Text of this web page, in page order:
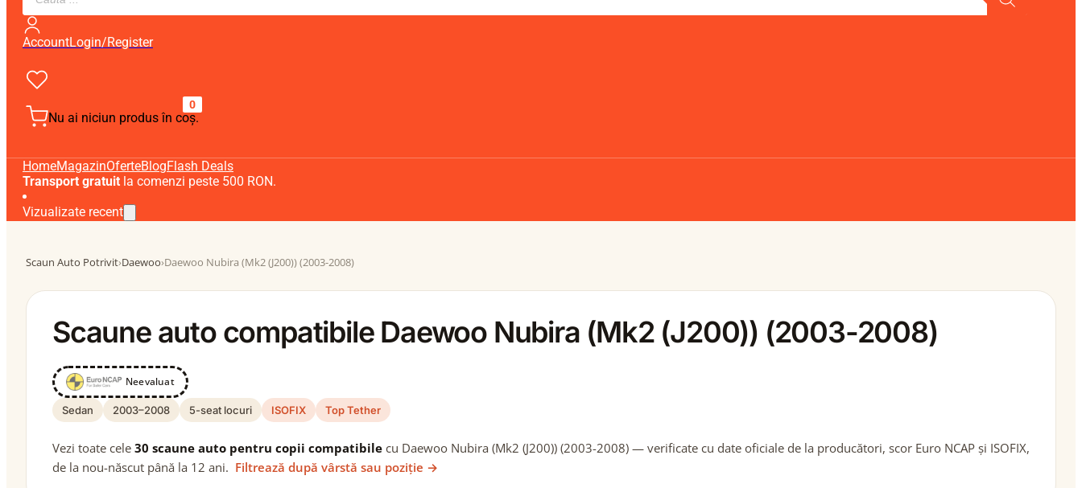
AccountLogin/Register
0
Nu ai niciun produs în coș.
HomeMagazinOferteBlogFlash Deals
Transport gratuit la comenzi peste 500 RON.
Vizualizate recent
Scaun Auto Potrivit›Daewoo›Daewoo Nubira (Mk2 (J200)) (2003-2008)
Scaune auto compatibile Daewoo Nubira (Mk2 (J200)) (2003-2008)
Neevaluat
Sedan 2003–2008 5-seat locuri ISOFIX Top Tether
Vezi toate cele 30 scaune auto pentru copii compatibile cu Daewoo Nubira (Mk2 (J200)) (2003-2008) — verificate cu date oficiale de la producători, scor Euro NCAP și ISOFIX,
de la nou-născut până la 12 ani. Filtrează după vârstă sau poziție →